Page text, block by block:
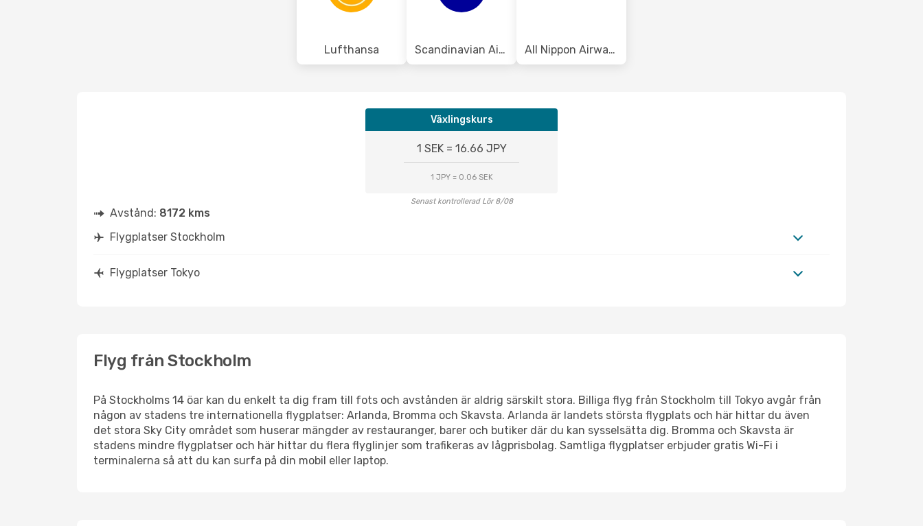
Lufthansa Scandinavian Airlines All Nippon Airways
Växlingskurs
1 SEK = 16.66 JPY
1 JPY = 0.06 SEK
Senast kontrollerad Lör 8/08
Avstånd: 8172 kms
Flygplatser Stockholm
Flygplatser Tokyo
Flyg från Stockholm
På Stockholms 14 öar kan du enkelt ta dig fram till fots och avstånden är aldrig särskilt stora. Billiga flyg från Stockholm till Tokyo avgår från
någon av stadens tre internationella flygplatser: Arlanda, Bromma och Skavsta. Arlanda är landets största flygplats och här hittar du även
det stora Sky City området som huserar mängder av restauranger, barer och butiker där du kan sysselsätta dig. Bromma och Skavsta är
stadens mindre flygplatser och här hittar du flera flyglinjer som trafikeras av lågprisbolag. Samtliga flygplatser erbjuder gratis Wi-Fi i
terminalerna så att du kan surfa på din mobil eller laptop.